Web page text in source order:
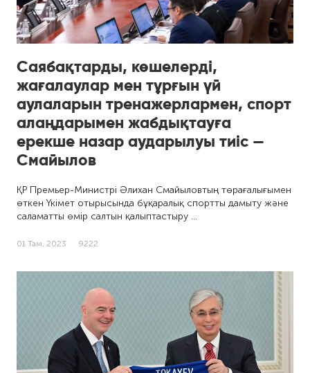
Саябақтарды, көшелерді,
жағалаулар мен тұрғын үй
аулаларын тренажерлармен, спорт
алаңдарымен жабдықтауға
ерекше назар аударылуы тиіс —
Смайылов
ҚР Премьер-Министрі Әлихан Смайыловтың төрағалығымен
өткен Үкімет отырысында бұқаралық спортты дамыту және
саламатты өмір салтын қалыптастыру …
01 Там, 2023 9222